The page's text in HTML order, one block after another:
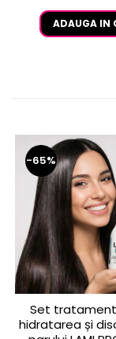
ADAUGA IN
-65%
Set
hidratarea și